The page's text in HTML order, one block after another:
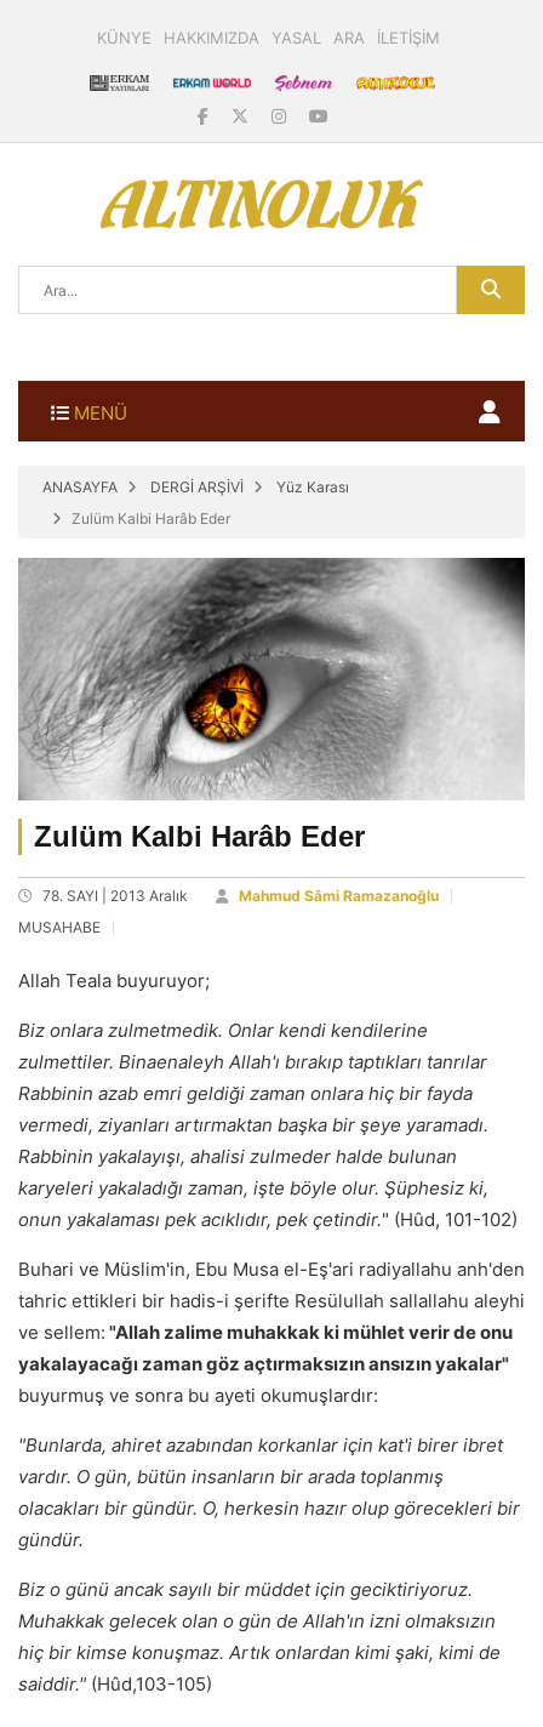
KÜNYE HAKKIMIZDA YASAL ARA İLETİŞİM
MENÜ
ANASAYFA DERGİ ARŞİVİ
Yüz Karası
Zulüm Kalbi Harâb Eder
Zulüm Kalbi Harâb Eder
78. SAYI | 2013 Aralık
Mahmud Sâmi Ramazanoğlu
MUSAHABE
Allah Teala buyuruyor;
Biz onlara zulmetmedik. Onlar kendi kendilerine
zulmettiler. Binaenaleyh Allah'ı bırakıp taptıkları tanrılar
Rabbinin azab emri geldiği zaman onlara hiç bir fayda
vermedi, ziyanları artırmaktan başka bir şeye yaramadı.
Rabbinin yakalayışı, ahalisi zulmeder halde bulunan
karyeleri yakaladığı zaman, işte böyle olur. Şüphesiz ki,
onun yakalaması pek acıklıdır, pek çetindir." (Hûd, 101-102)
Buhari ve Müslim'in, Ebu Musa el-Eş'ari radiyallahu anh'den
tahric ettikleri bir hadis-i şerifte Resülullah sallallahu aleyhi
ve sellem: "Allah zalime muhakkak ki mühlet verir de onu
yakalayacağı zaman göz açtırmaksızın ansızın yakalar"
buyurmuş ve sonra bu ayeti okumuşlardır:
"Bunlarda, ahiret azabından korkanlar için kat'i birer ibret
vardır. O gün, bütün insanların bir arada toplanmış
olacakları bir gündür. O, herkesin hazır olup görecekleri bir
gündür.
Biz o günü ancak sayılı bir müddet için geciktiriyoruz.
Muhakkak gelecek olan o gün de Allah'ın izni olmaksızın
hiç bir kimse konuşmaz. Artık onlardan kimi şaki, kimi de
saiddir." (Hûd,103-105)